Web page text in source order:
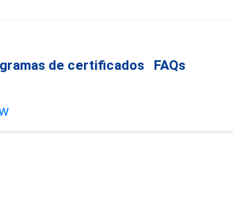
de certificados FAQs